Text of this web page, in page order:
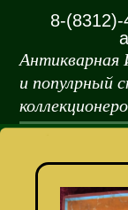
8-
Антикварная
и популрный